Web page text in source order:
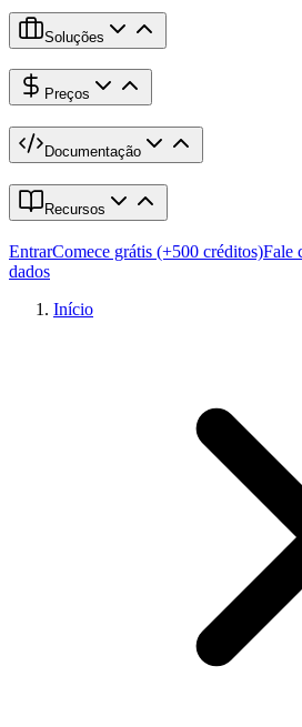
Soluções
Preços
Documentação
Recursos
EntrarComece grátis (+500 créditos)Fale
dados
Início